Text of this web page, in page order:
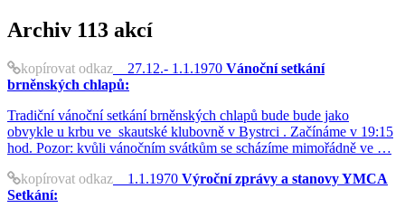
Archiv 113 akcí
kopírovat odkaz 27.12.- 1.1.1970 Vánoční setkání
brněnských chlapů:
Tradiční vánoční setkání brněnských chlapů bude bude jako
obvykle u krbu ve skautské klubovně v Bystrci . Začínáme v 19:15
hod. Pozor: kvůli vánočním svátkům se scházíme mimořádně ve …
kopírovat odkaz 1.1.1970 Výroční zprávy a stanovy YMCA
Setkání: